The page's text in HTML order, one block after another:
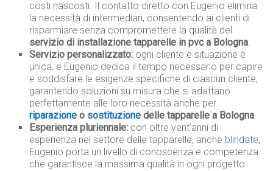
costi nascosti. Il contatto diretto con Eugenio elimina
la necessità di intermediari, consentendo ai clienti di
risparmiare senza compromettere la qualità del
servizio di installazione tapparelle in pvc a Bologna.
Servizio personalizzato: ogni cliente e situazione è
unica, e Eugenio dedica il tempo necessario per capire
e soddisfare le esigenze specifiche di ciascun cliente,
garantendo soluzioni su misura che si adattano
perfettamente alle loro necessità anche per
riparazione o sostituzione delle tapparelle a Bologna.
Esperienza pluriennale: con oltre vent’anni di
esperienza nel settore delle tapparelle, anche blindate,
Eugenio porta un livello di conoscenza e competenza
che garantisce la massima qualità in ogni progetto.